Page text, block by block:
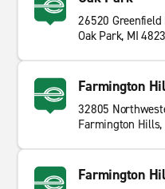
26520 Greenfield
Oak Park, MI
Farmington
32805
Farmington Hills,
Farmington